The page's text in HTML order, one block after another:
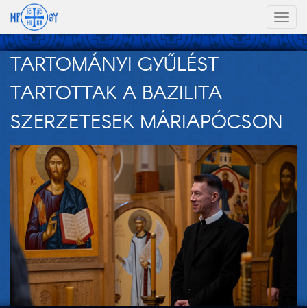
TARTOMÁNYI GYŰLÉST
TARTOTTAK A BAZILITA
SZERZETESEK MÁRIAPÓCSON